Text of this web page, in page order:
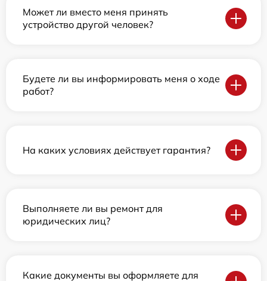
Может ли вместо меня принять
устройство другой человек?
Будете ли вы информировать меня о ходе
работ?
На каких условиях действует гарантия?
Выполняете ли вы ремонт для
юридических лиц?
Какие документы вы оформляете для